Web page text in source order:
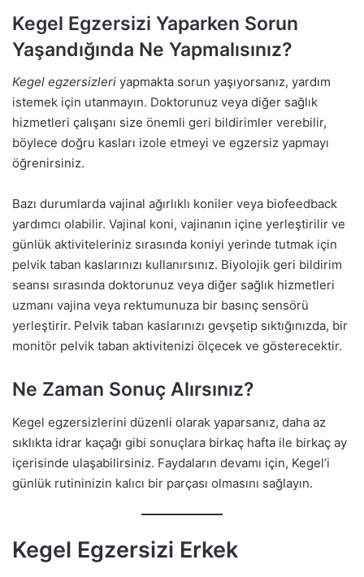
Kegel Egzersizi Yaparken Sorun
Yaşandığında Ne Yapmalısınız?
Kegel egzersizleri yapmakta sorun yaşıyorsanız, yardım
istemek için utanmayın. Doktorunuz veya diğer sağlık
hizmetleri çalışanı size önemli geri bildirimler verebilir,
böylece doğru kasları izole etmeyi ve egzersiz yapmayı
öğrenirsiniz.
Bazı durumlarda vajinal ağırlıklı koniler veya biofeedback
yardımcı olabilir. Vajinal koni, vajinanın içine yerleştirilir ve
günlük aktiviteleriniz sırasında koniyi yerinde tutmak için
pelvik taban kaslarınızı kullanırsınız. Biyolojik geri bildirim
seansı sırasında doktorunuz veya diğer sağlık hizmetleri
uzmanı vajina veya rektumunuza bir basınç sensörü
yerleştirir. Pelvik taban kaslarınızı gevşetip sıktığınızda, bir
monitör pelvik taban aktivitenizi ölçecek ve gösterecektir.
Ne Zaman Sonuç Alırsınız?
Kegel egzersizlerini düzenli olarak yaparsanız, daha az
sıklıkta idrar kaçağı gibi sonuçlara birkaç hafta ile birkaç ay
içerisinde ulaşabilirsiniz. Faydaların devamı için, Kegel’i
günlük rutininizin kalıcı bir parçası olmasını sağlayın.
Kegel Egzersizi Erkek